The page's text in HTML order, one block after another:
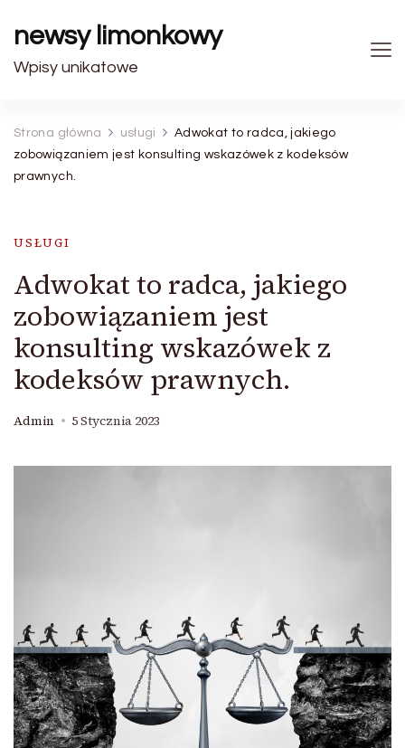
newsy limonkowy
Wpisy unikatowe
Strona główna usługi
Adwokat to radca, jakiego
zobowiązaniem jest konsulting wskazówek z kodeksów
prawnych.
USŁUGI
Adwokat to radca, jakiego
zobowiązaniem jest
konsulting wskazówek z
kodeksów prawnych.
Admin 5 Stycznia 2023